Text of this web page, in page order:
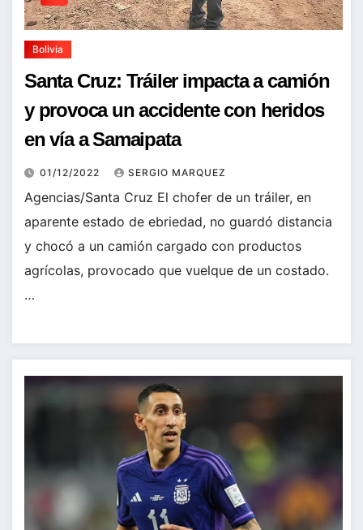
Bolivia
Santa Cruz: Tráiler impacta a camión
y provoca un accidente con heridos
en vía a Samaipata
01/12/2022 SERGIO MARQUEZ
Agencias/Santa Cruz El chofer de un tráiler, en
aparente estado de ebriedad, no guardó distancia
y chocó a un camión cargado con productos
agrícolas, provocado que vuelque de un costado.
…